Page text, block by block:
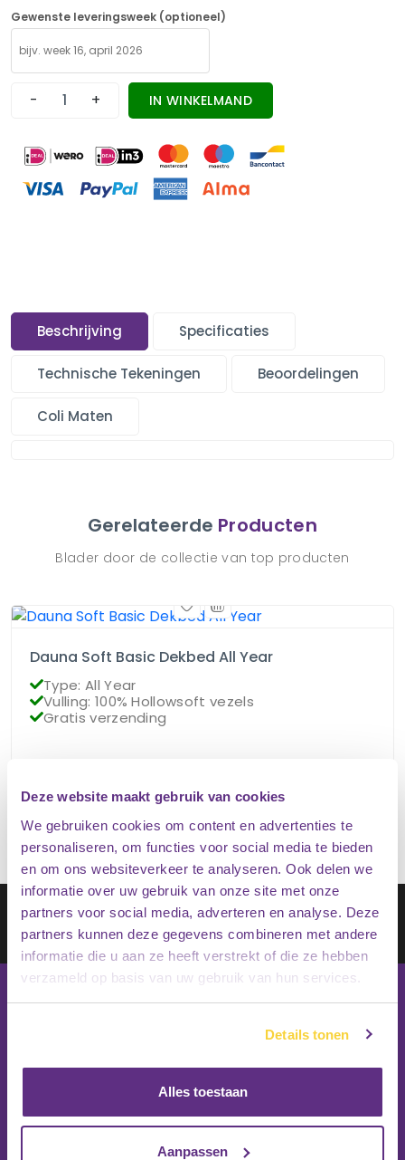
Deze website maakt gebruik van cookies
We gebruiken cookies om content en advertenties te
personaliseren, om functies voor social media te bieden
en om ons websiteverkeer te analyseren. Ook delen we
informatie over uw gebruik van onze site met onze
partners voor social media, adverteren en analyse. Deze
partners kunnen deze gegevens combineren met andere
informatie die u aan ze heeft verstrekt of die ze hebben
verzameld op basis van uw gebruik van hun services.
Details tonen
Alles toestaan
Aanpassen
Gewenste leveringsweek (optioneel)
- + IN WINKELMAND
Beschrijving Specificaties
Technische Tekeningen Beoordelingen
Coli Maten
Gerelateerde Producten
Blader door de collectie van top producten
Dauna Soft Basic Dekbed All Year
Type: All Year
Vulling: 100% Hollowsoft vezels
Gratis verzending
Schrijf je in op onze nieuwsbrief
Inschrijven